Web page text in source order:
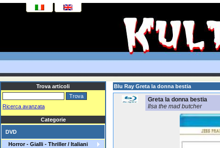
Trova articoli
Ricerca avanzata
Categorie
DVD
Horror - Gialli - Thriller / Italiani
Blu Ray Greta la donna bestia
Greta la donna bestia
Ilsa the mad butcher